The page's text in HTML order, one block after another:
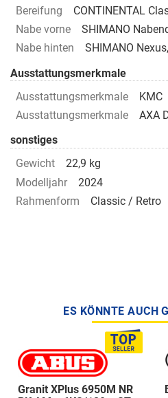
Bereifung
CONTINENTAL
Nabe vorne
SHIMANO
Nabe hinten
SHIMANO
Ausstattungsmerkmale
Ausstattungsmerkmale
KMC
Ausstattungsmerkmale
AXA
sonstiges
Gewicht
22,9 kg
Modelljahr
2024
Rahmenform
Classic / Retro
ES KÖNNTE AUCH
Granit XPlus 6950M NR